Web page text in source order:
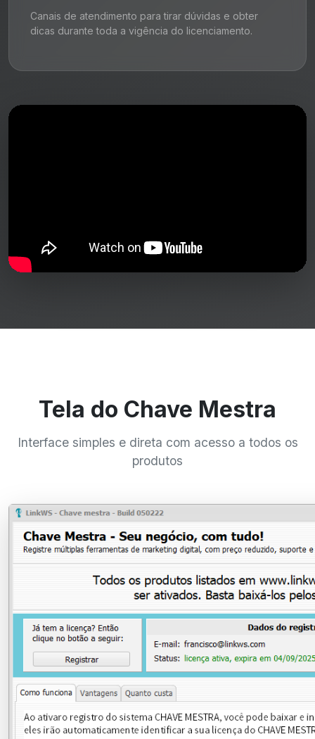
Canais de atendimento para tirar dúvidas e obter
dicas durante toda a vigência do licenciamento.
Tela do Chave Mestra
Interface simples e direta com acesso a todos os
produtos